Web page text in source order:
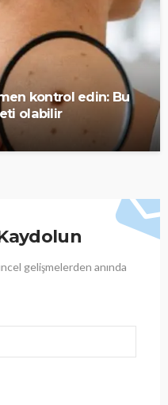
kontrol edin: Bu
olabilir
gelişmelerden anında